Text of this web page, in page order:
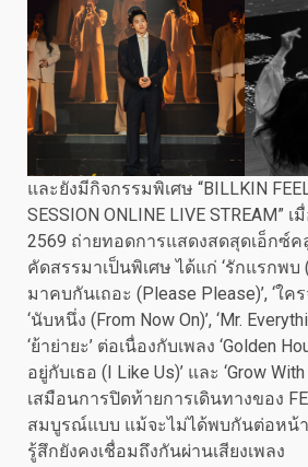
และยังมีกิจกรรมพิเศษ “BILLKIN
SESSION ONLINE LIVE STREAM”
2569 ถ่ายทอดการแสดงสดสุดเอ็กซ์
คัดสรรมาเป็นพิเศษ ได้แก่ ‘รักแรกพบ
มาคบกันเถอะ (Please Please)’, ‘ใคร
‘นับหนึ่ง (From Now On)’, ‘Mr.
‘ย้าย่ายะ’ ต่อเนื่องกับเพลง ‘Golden
อยู่กับเธอ (I Like Us)’ และ ‘Grow
เสมือนการปิดท้ายการเดินทางของ
สมบูรณ์แบบ แม้จะไม่ได้พบกันต่อหน้
รู้สึกยังคงเชื่อมถึงกันผ่านเสียงเพลง